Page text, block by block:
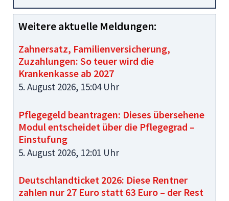
Weitere aktuelle Meldungen:
Zahnersatz, Familienversicherung,
Zuzahlungen: So teuer wird die
Krankenkasse ab 2027
5. August 2026, 15:04 Uhr
Pflegegeld beantragen: Dieses übersehene
Modul entscheidet über die Pflegegrad –
Einstufung
5. August 2026, 12:01 Uhr
Deutschlandticket 2026: Diese Rentner
zahlen nur 27 Euro statt 63 Euro – der Rest